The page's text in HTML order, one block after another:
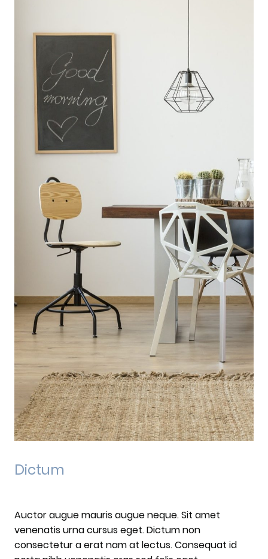
Dictum
Auctor augue mauris augue neque. Sit amet
venenatis urna cursus eget. Dictum non
consectetur a erat nam at lectus. Consequat id